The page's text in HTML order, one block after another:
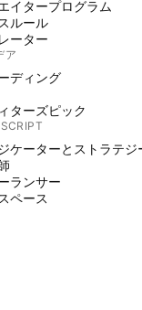
イタープログラム
ルール
ーター
ア
ディング
ターズピック
ケーターとストラテジ
ランサー
ペース